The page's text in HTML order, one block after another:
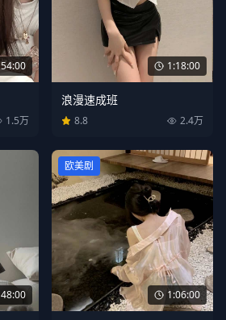
54:00
1.5万
1:18:00
浪漫速成班
8.8 2.4万
48:00
欧美剧
1:06:00